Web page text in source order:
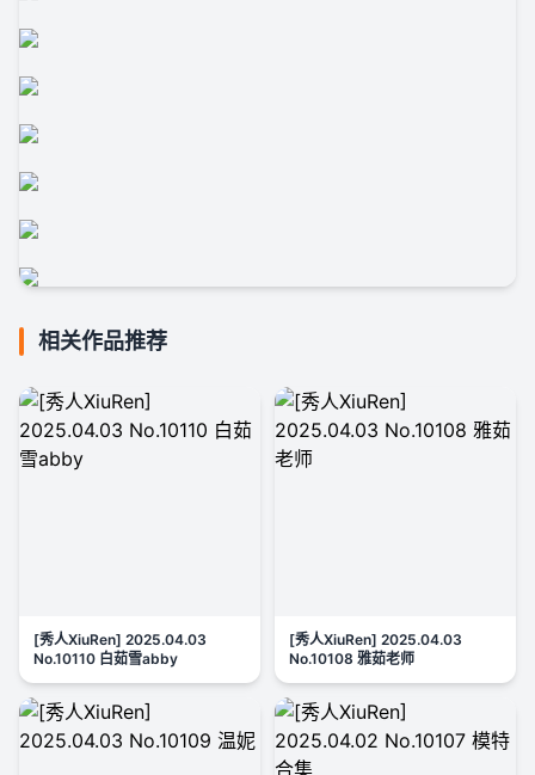
相关作品推荐
[秀人XiuRen] 2025.04.03
No.10110 白茹雪abby
[秀人XiuRen] 2025.04.03
No.10108 雅茹老师